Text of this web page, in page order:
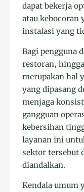
dapat bekerja
atau kebocoran
instalasi yang
Bagi pengguna
restoran,
merupakan hal
yang dipasang
menjaga
gangguan
kebersihan
layanan ini
sektor tersebut
diandalkan.
Kendala umum